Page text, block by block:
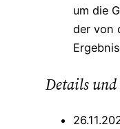
um die
der von
Details